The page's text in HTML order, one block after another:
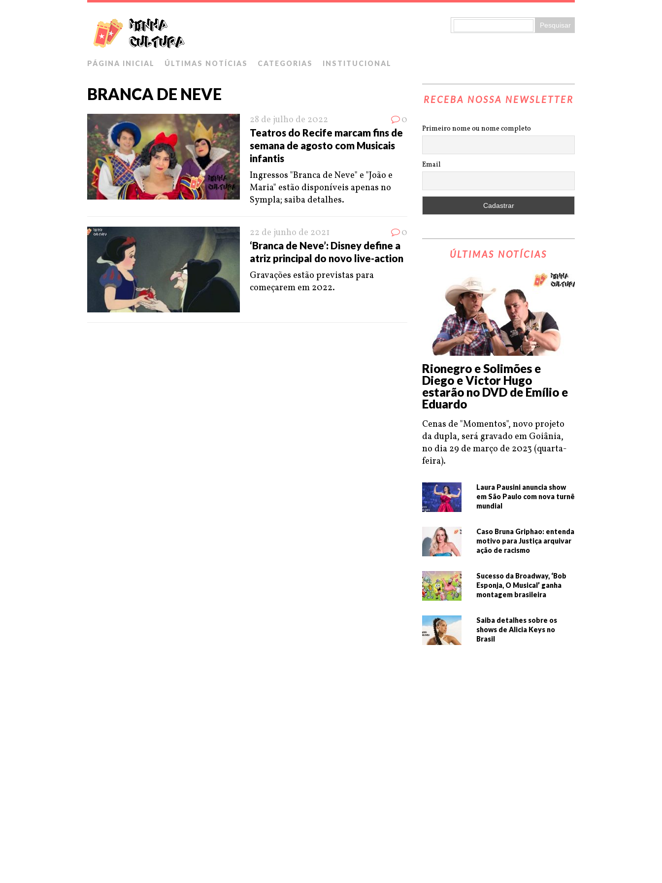
PÁGINA INICIAL ÚLTIMAS NOTÍCIAS CATEGORIAS INSTITUCIONAL
BRANCA DE NEVE
28 de julho de 2022 0
Teatros do Recife marcam fins de
semana de agosto com Musicais
infantis
Ingressos "Branca de Neve" e "João e
Maria" estão disponíveis apenas no
Sympla; saiba detalhes.
22 de junho de 2021 0
‘Branca de Neve’: Disney define a
atriz principal do novo live-action
Gravações estão previstas para
começarem em 2022.
RECEBA NOSSA NEWSLETTER
Primeiro nome ou nome completo
Email
ÚLTIMAS NOTÍCIAS
Rionegro e Solimões e
Diego e Victor Hugo
estarão no DVD de Emílio e
Eduardo
Cenas de "Momentos", novo projeto
da dupla, será gravado em Goiânia,
no dia 29 de março de 2023 (quarta-
feira).
Laura Pausini anuncia show
em São Paulo com nova turnê
mundial
Caso Bruna Griphao: entenda
motivo para Justiça arquivar
ação de racismo
Sucesso da Broadway, ‘Bob
Esponja, O Musical’ ganha
montagem brasileira
Saiba detalhes sobre os
shows de Alicia Keys no
Brasil